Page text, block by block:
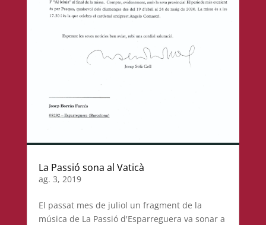
La Passió sona al Vaticà
ag. 3, 2019
El passat mes de juliol un fragment de la
música de La Passió d'Esparreguera va sonar a